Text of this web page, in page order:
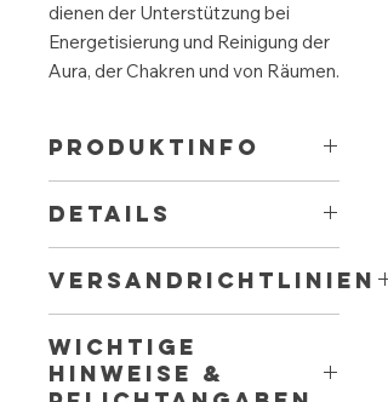
dienen der Unterstützung bei
Energetisierung und Reinigung der
Aura, der Chakren und von Räumen.
PRODUKTINFO
Reinigung und Aufladung von
Räumen. Unterstützend um Räume
und Häuser von Altlasten zu befreien,
negative Schwingungen und
Fremdenergien zu lösen und frischen
Wind reinzubringen. Der Spray
enthält Schwingungen für
energetisches Wohlbefinden.
DETAILS
erdend, ausgleichend,
erfrischend-anregend,
beruhigend, entstressend,
belebend für Körper, Geist und
Seele
VERSANDRICHTLINIEN
€ nach Österreich und
Deutschland. Die Lieferung erfolgt
WICHTIGE
HINWEISE &